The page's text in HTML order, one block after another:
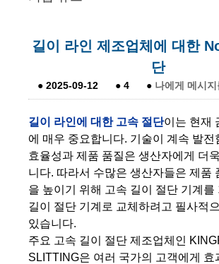
길이 라인 제조업체에 대한
단
● 2025-09-12 ● 4 ● 나에게 메시
길이 라인에 대한 고속 절단이는 현재
에 매우 중요합니다. 기술이 계속 발전
효율성과 제품 품질은 생산자에게 더
니다. 따라서 수많은 생산자들은 제품
을 높이기 위해 고속 길이 절단 기계를
길이 절단 기계로 교체하려고 필사적
있습니다.
주요 고속 길이 절단 제조업체인
SLITTING은 여러 국가의 고객에게 효